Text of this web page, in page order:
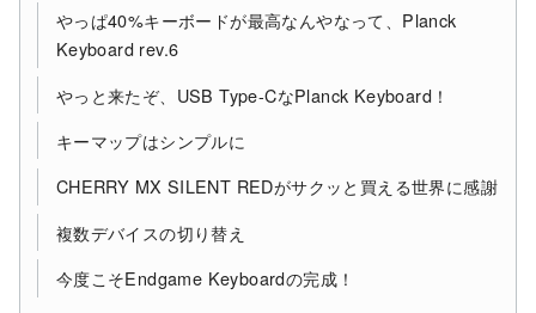
やっぱ40%キーボードが最高なんやなって、Planck
Keyboard rev.6
やっと来たぞ、USB Type-CなPlanck Keyboard！
キーマップはシンプルに
CHERRY MX SILENT REDがサクッと買える世界に感謝
複数デバイスの切り替え
今度こそEndgame Keyboardの完成！